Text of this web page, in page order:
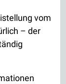
vom
– der